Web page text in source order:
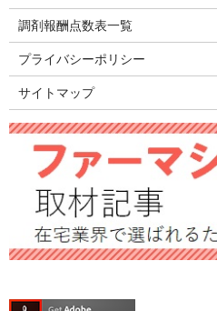
調剤報酬点数表一覧
プライバシーポリシー
サイトマップ